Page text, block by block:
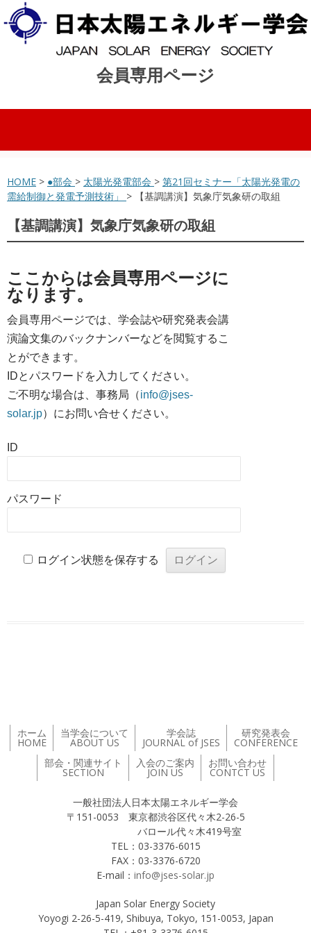
会員専用ページ
コンテンツへスキップ
HOME > ●部会 > 太陽光発電部会 > 第21回セミナー「太陽光発電の
需給制御と発電予測技術」 > 【基調講演】気象庁気象研の取組
【基調講演】気象庁気象研の取組
ここからは会員専用ページに
なります。
会員専用ページでは、学会誌や研究発表会講
演論文集のバックナンバーなどを閲覧するこ
とができます。
IDとパスワードを入力してください。
ご不明な場合は、事務局（info@jses-
solar.jp）にお問い合せください。
ID
パスワード
ログイン状態を保存する
ホーム
HOME
当学会について
ABOUT US
学会誌
JOURNAL of JSES
研究発表会
CONFERENCE
部会・関連サイト
SECTION
入会のご案内
JOIN US
お問い合わせ
CONTCT US
一般社団法人日本太陽エネルギー学会
〒151-0053 東京都渋谷区代々木2-26-5
バロール代々木419号室
TEL：03-3376-6015
FAX：03-3376-6720
E-mail： info@jses-solar.jp
Japan Solar Energy Society
Yoyogi 2-26-5-419, Shibuya, Tokyo, 151-0053, Japan